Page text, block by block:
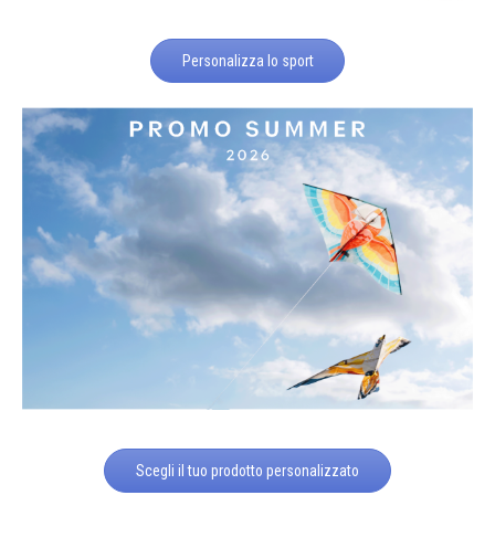
Personalizza lo sport
Scegli il tuo prodotto personalizzato